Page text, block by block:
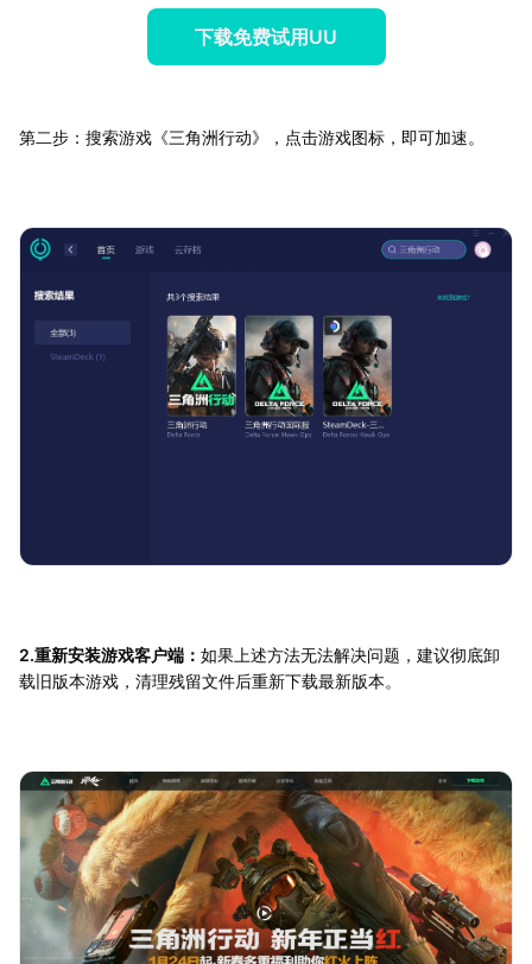
下载免费试用UU
第二步：搜索游戏《三角洲行动》，点击游戏图标，即可加速。
2.重新安装游戏客户端： 如果上述方法无法解决问题，建议彻底卸
载旧版本游戏，清理残留文件后重新下载最新版本。